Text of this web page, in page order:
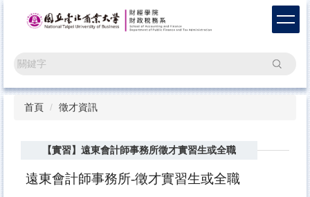
區
搜尋
首頁 徵才資訊
【實習】遠東會計師事務所徵才實習生或全職
遠東會計師事務所-徵才實習生或全職